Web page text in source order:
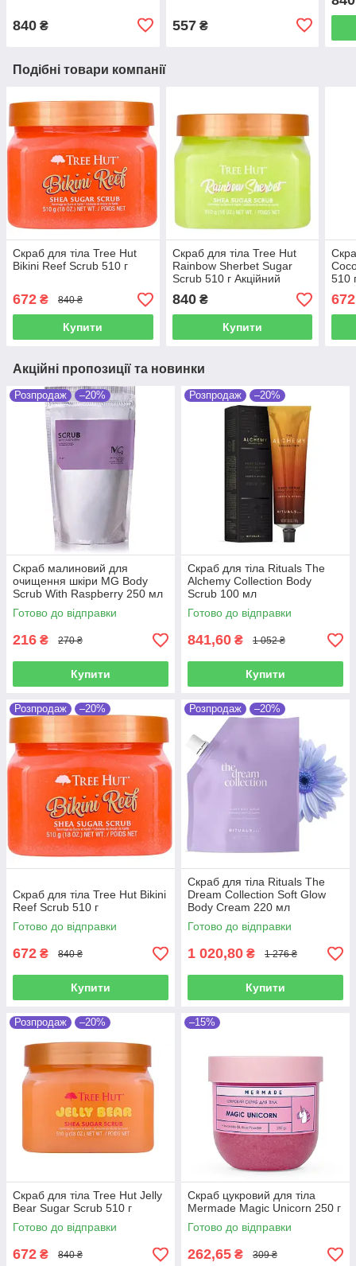
840 ₴ 557₴
Подібні товари компанії
Скраб для тіла Tree Hut
Bikini Reef Scrub 510 г
672 ₴ 840 ₴
Купити
Скраб для тіла Tree Hut
Rainbow Sherbet Sugar
Scrub 510 г Акційний
840₴
Купити
510
672
Акційні пропозиції та новинки
Розпродаж –20%
Скраб малиновий для
очищення шкіри MG Body
Scrub With Raspberry 250 мл
Готово до відправки
216 ₴ 270 ₴
Купити
Розпродаж –20%
Скраб для тіла Rituals The
Alchemy Collection Body
Scrub 100 мл
Готово до відправки
841,60 ₴ 1 052 ₴
Купити
Розпродаж –20%
Скраб для тіла Tree Hut Bikini
Reef Scrub 510 г
Готово до відправки
672 ₴ 840 ₴
Купити
Розпродаж –20%
Скраб для тіла Rituals The
Dream Collection Soft Glow
Body Cream 220 мл
Готово до відправки
1 020,80 ₴ 1 276 ₴
Купити
Розпродаж –20%
Скраб для тіла Tree Hut Jelly
Bear Sugar Scrub 510 г
Готово до відправки
672 ₴ 840 ₴
–15%
Скраб цукровий для тіла
Mermade Magic Unicorn 250 г
Готово до відправки
262,65 ₴ 309 ₴